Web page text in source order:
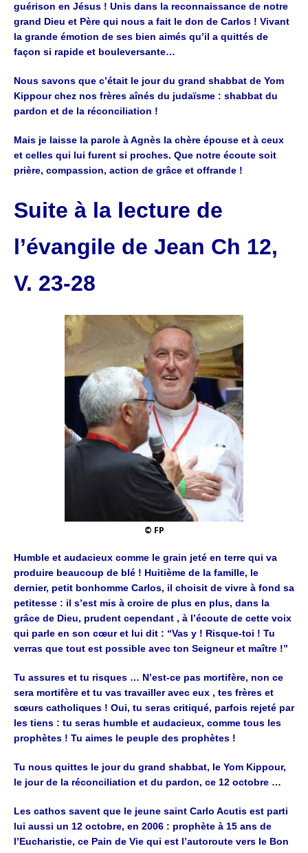
guérison en Jésus ! Unis dans la reconnaissance de notre
grand Dieu et Père qui nous a fait le don de Carlos ! Vivant
la grande émotion de ses bien aimés qu’il a quittés de
façon si rapide et bouleversante…
Nous savons que c’était le jour du grand shabbat de Yom
Kippourchez nos frères aînés du judaïsme : shabbat du
pardon et de la réconciliation !
Mais je laisse la parole à Agnès la chère épouse et à ceux
et celles qui lui furent si proches. Que notre écoute soit
prière, compassion, action de grâce et offrande !
Suite à la lecture de
l’évangile de Jean Ch 12,
V. 23-28
© FP
Humble et audacieux comme le grain jeté en terre qui va
produire beaucoup de blé ! Huitième de la famille, le
dernier, petit bonhomme Carlos, il choisit de vivre à fond sa
petitesse : il s’est mis à croire de plus en plus, dans la
grâce de Dieu, prudent cependant , à l’écoute de cette voix
qui parle en son cœur et lui dit : “Vas y ! Risque-toi ! Tu
verras que tout est possible avec ton Seigneur et maître !”
Tu assures et tu risques … N’est-ce pas mortifère, non ce
sera mortifère et tu vas travailler avec eux , tes frères et
sœurs catholiques ! Oui, tu seras critiqué, parfois rejeté par
les tiens : tu seras humble et audacieux, comme tous les
prophètes ! Tu aimes le peuple des prophètes !
Tu nous quittes le jour du grand shabbat, le Yom Kippour,
le jour de la réconciliation et du pardon, ce 12 octobre …
Les cathos savent que le jeune saint Carlo Acutis est parti
lui aussi un 12 octobre, en 2006 : prophète à 15 ans de
l’Eucharistie, ce Pain de Vie qui est l’autoroute vers le Bon